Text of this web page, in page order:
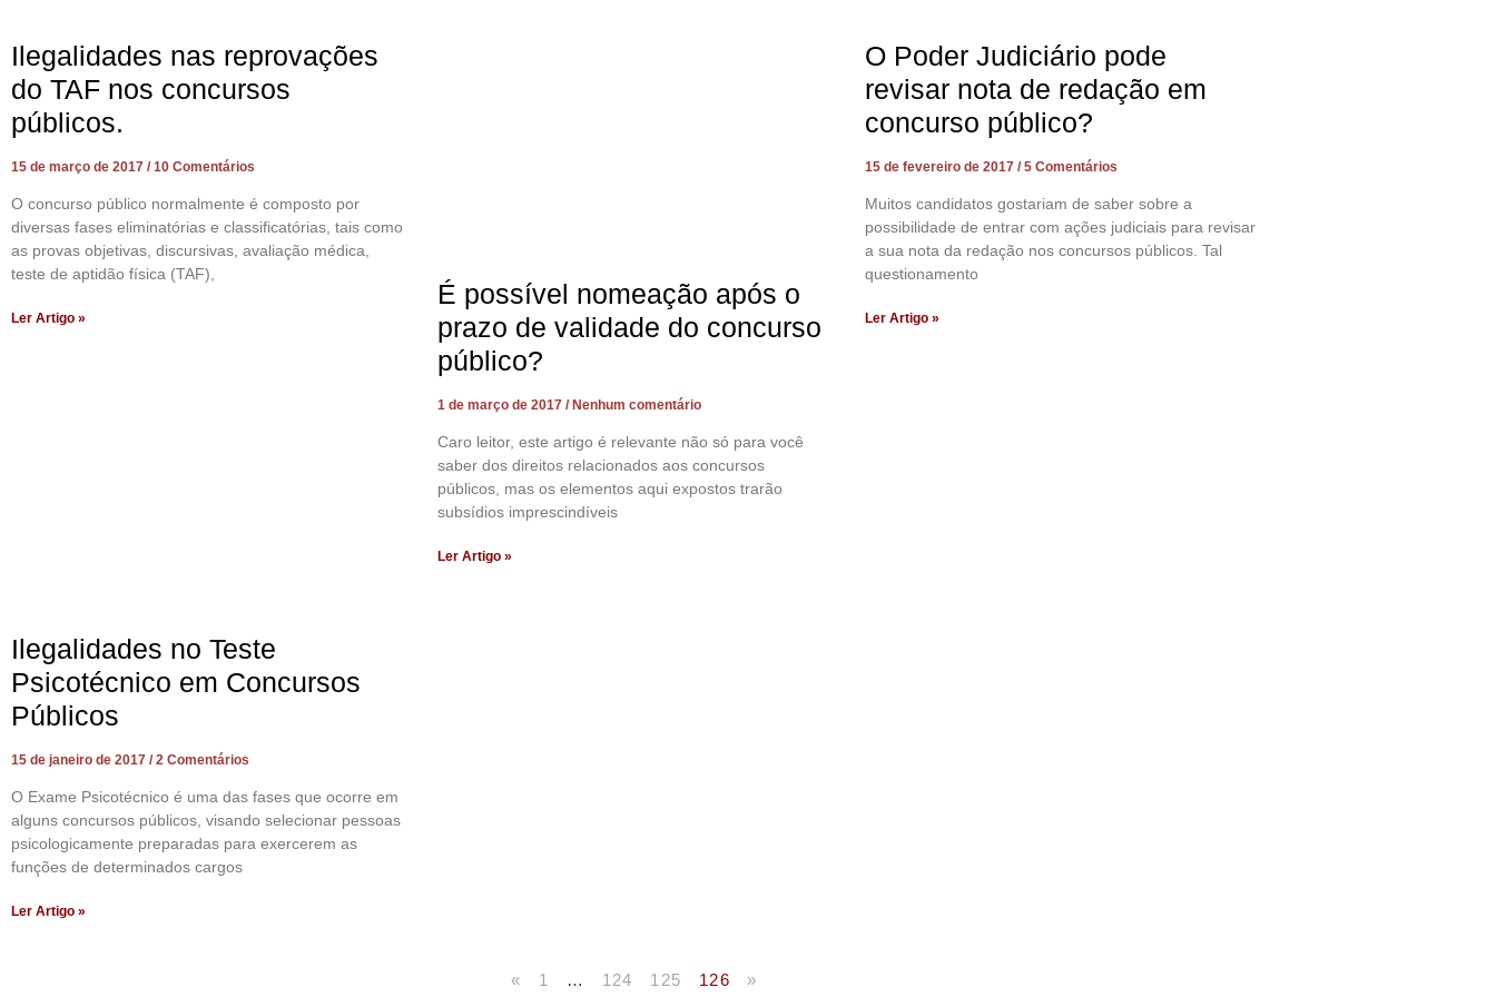
Ilegalidades nas reprovações
do TAF nos concursos
públicos.
15 de março de 2017 10 Comentários
O concurso público normalmente é composto por
diversas fases eliminatórias e classificatórias, tais como
as provas objetivas, discursivas, avaliação médica,
teste de aptidão física (TAF),
Ler Artigo »
É possível nomeação após o
prazo de validade do concurso
público?
1 de março de 2017 Nenhum comentário
Caro leitor, este artigo é relevante não só para você
saber dos direitos relacionados aos concursos
públicos, mas os elementos aqui expostos trarão
subsídios imprescindíveis
Ler Artigo »
O Poder Judiciário pode
revisar nota de redação em
concurso público?
15 de fevereiro de 2017 5 Comentários
Muitos candidatos gostariam de saber sobre a
possibilidade de entrar com ações judiciais para revisar
a sua nota da redação nos concursos públicos. Tal
questionamento
Ler Artigo »
Ilegalidades no Teste
Psicotécnico em Concursos
Públicos
15 de janeiro de 2017 2 Comentários
O Exame Psicotécnico é uma das fases que ocorre em
alguns concursos públicos, visando selecionar pessoas
psicologicamente preparadas para exercerem as
funções de determinados cargos
Ler Artigo »
« 1 … 124 125 126 »